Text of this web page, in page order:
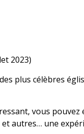
2023)
plus célèbres
vous
autres… une